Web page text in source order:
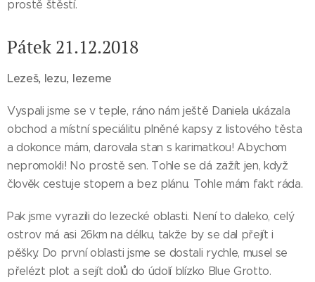
prostě štěstí.
Pátek 21.12.2018
Lezeš, lezu, lezeme
Vyspali jsme se v teple, ráno nám ještě Daniela ukázala
obchod a místní speciálitu plněné kapsy z listového těsta
a dokonce mám, darovala stan s karimatkou! Abychom
nepromokli! No prostě sen. Tohle se dá zažít jen, když
člověk cestuje stopem a bez plánu. Tohle mám fakt ráda.
Pak jsme vyrazili do lezecké oblasti. Není to daleko, celý
ostrov má asi 26km na délku, takže by se dal přejít i
pěšky. Do první oblasti jsme se dostali rychle, musel se
přelézt plot a sejít dolů do údolí blízko Blue Grotto.